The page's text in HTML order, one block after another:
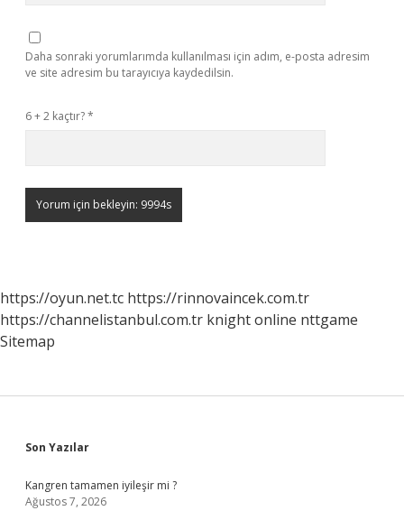
Daha sonraki yorumlarımda kullanılması için adım, e-posta adresim
ve site adresim bu tarayıcıya kaydedilsin.
6 + 2 kaçtır?*
https://oyun.net.tc https://rinnovaincek.com.tr
https://channelistanbul.com.tr knight online nttgame
Sitemap
Sidebar
Son Yazılar
Kangren tamamen iyileşir mi ?
Ağustos 7, 2026